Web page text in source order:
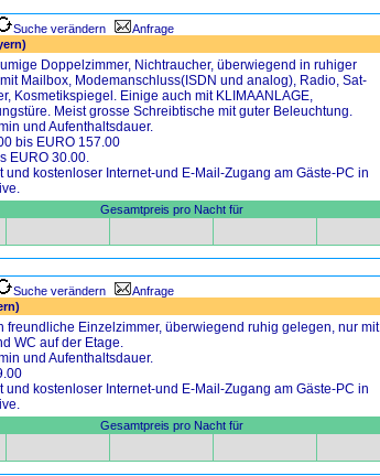
Suche verändern
Anfrage
Doppelzimmer, Nichtraucher, überwiegend in ruhiger
Mailbox, Modemanschluss(ISDN und analog), Radio, Sat-
Kosmetikspiegel. Einige auch mit KLIMAANLAGE,
Meist grosse Schreibtische mit guter Beleuchtung.
und Aufenthaltsdauer.
bis EURO 157.00
EURO 30.00.
und kostenloser Internet-und E-Mail-Zugang am Gäste-PC in
Gesamtpreis pro Nacht für
Suche verändern
Anfrage
freundliche Einzelzimmer, überwiegend ruhig gelegen, nur mit
WC auf der Etage.
und Aufenthaltsdauer.
und kostenloser Internet-und E-Mail-Zugang am Gäste-PC in
Gesamtpreis pro Nacht für